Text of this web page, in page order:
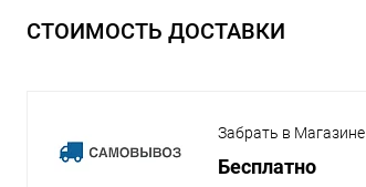
СТОИМОСТЬ ДОСТАВКИ
Забрать в Магазине
Бесплатно